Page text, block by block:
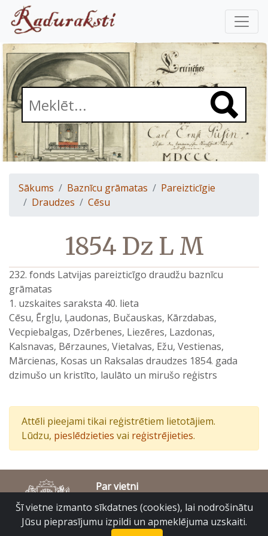
Sākums Baznīcu grāmatas
Pareizticīgie
Draudzes
Cēsu
1854 Dz L M
232. fonds Latvijas pareizticīgo draudžu baznīcu
grāmatas
1. uzskaites saraksta 40. lieta
Cēsu, Ērgļu, Ļaudonas, Bučauskas, Kārzdabas,
Vecpiebalgas, Dzērbenes, Liezēres, Lazdonas,
Kalsnavas, Bērzaunes, Vietalvas, Ežu, Vestienas,
Mārcienas, Kosas un Raksalas draudzes 1854. gada
dzimušo un kristīto, laulāto un mirušo reģistrs
Attēli pieejami tikai reģistrētiem lietotājiem.
Lūdzu, pieslēdzieties vai reģistrējieties.
Par vietni
Piekļūstamības paziņojums
© Latvijas Valsts vēstures arhīvs 2007-2026
Slokas iela 16, Rīga, LV – 1048
Šī vietne izmanto sīkdatnes (cookies), lai nodrošinātu
Jūsu pieprasījumu izpildi un apmeklējuma uzskaiti.